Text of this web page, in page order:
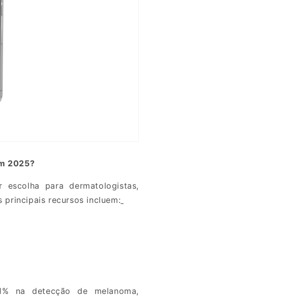
2025?
para dermatologistas,
principais recursos incluem:
na detecção de melanoma,